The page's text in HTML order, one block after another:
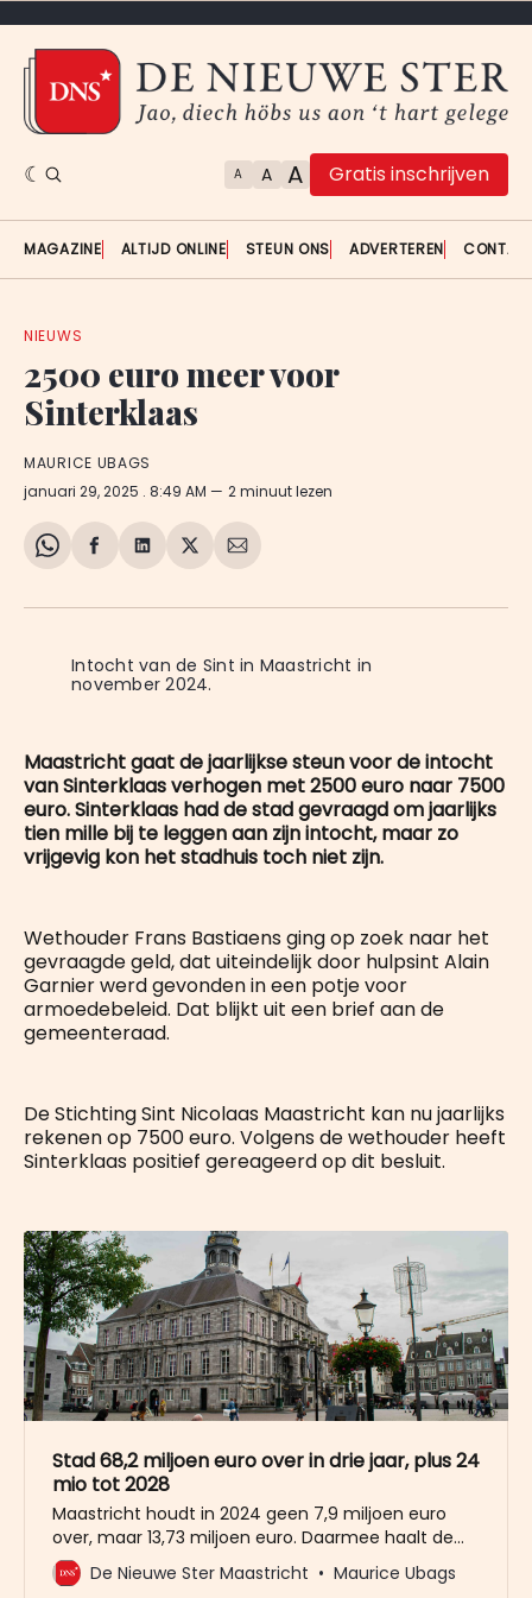
A A A Gratis inschrijven
MAGAZINE ALTIJD ONLINE STEUN ONS ADVERTEREN
NIEUWS
2500 euro meer voor
Sinterklaas
MAURICE UBAGS
januari 29, 2025 . 8:49 AM 2 minuut lezen
Share
WhatsApp
Delen
Facebook
Delen
LinkedIn
Share
X
Deel
E-
Intocht van de Sint in Maastricht in
november 2024.
Maastricht gaat de jaarlijkse steun voor de intocht
van Sinterklaas verhogen met 2500 euro naar 7500
euro. Sinterklaas had de stad gevraagd om jaarlijks
tien mille bij te leggen aan zijn intocht, maar zo
vrijgevig kon het stadhuis toch niet zijn.
Wethouder Frans Bastiaens ging op zoek naar het
gevraagde geld, dat uiteindelijk door hulpsint Alain
Garnier werd gevonden in een potje voor
armoedebeleid. Dat blijkt uit een brief aan de
gemeenteraad.
De Stichting Sint Nicolaas Maastricht kan nu jaarlijks
rekenen op 7500 euro. Volgens de wethouder heeft
Sinterklaas positief gereageerd op dit besluit.
Stad 68,2 miljoen euro over in drie jaar, plus 24
mio tot 2028
Maastricht houdt in 2024 geen 7,9 miljoen euro
over, maar 13,73 miljoen euro. Daarmee haalt de
stad voor het derde jaar op rij een dubbelcijferig
resultaat. In 2022 werd 27 miljoen euro
De Nieuwe Ster Maastricht Maurice Ubags